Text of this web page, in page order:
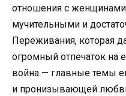
отношения с
мучительными и
Переживания, которая
огромный отпечаток на
война — главные темы
и пронизывающей